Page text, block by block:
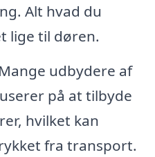
Alt hvad du
lige til døren.
Mange udbydere af
på at tilbyde
hvilket kan
fra transport.